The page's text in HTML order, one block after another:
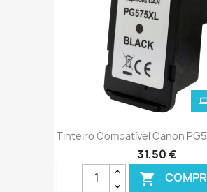
Tinteiro Compatível Canon
31,50 €
